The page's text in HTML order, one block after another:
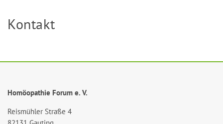
Kontakt
Homöopathie Forum e. V.
Reismühler Straße 4